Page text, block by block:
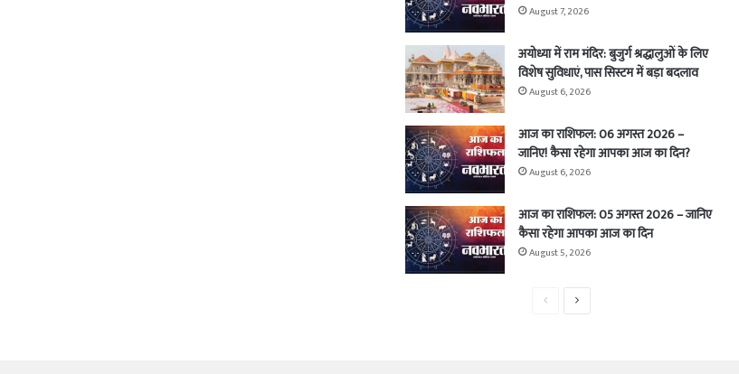
August 7, 2026
अयोध्या में राम मंदिर: बुजुर्ग श्रद्धालुओं के लिए
विशेष सुविधाएं, पास सिस्टम में बड़ा बदलाव
August 6, 2026
आज का राशिफल: 06 अगस्त 2026 –
जानिए! कैसा रहेगा आपका आज का दिन?
August 6, 2026
आज का राशिफल: 05 अगस्त 2026 – जानिए
कैसा रहेगा आपका आज का दिन
August 5, 2026
PreviousNext